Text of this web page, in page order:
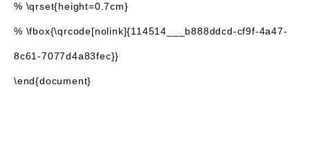
% \qrset{height=0.7cm}
% \fbox{\qrcode[nolink]{114514___b888ddcd-cf9f-4a47-
8c61-7077d4a83fec}}
\end{document}